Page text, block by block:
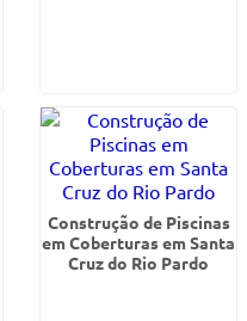
Construção de Piscinas
em Coberturas em Santa
Cruz do Rio Pardo